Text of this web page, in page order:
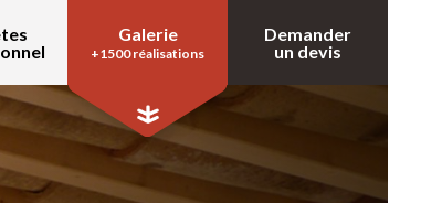
Galerie
+1500 réalisations
Demander
un devis